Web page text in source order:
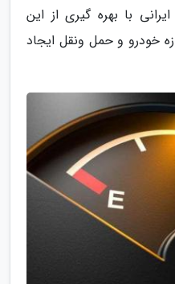
با بهره گیری از این
خودرو و حمل ونقل ایجاد